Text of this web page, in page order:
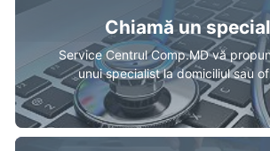
Chiamă un
Service Centrul Comp.MD vă
unui specialist la domiciliul sau